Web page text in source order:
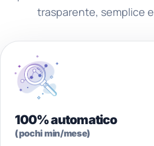
trasparente, semplice
100% automatico
(pochi min/mese)